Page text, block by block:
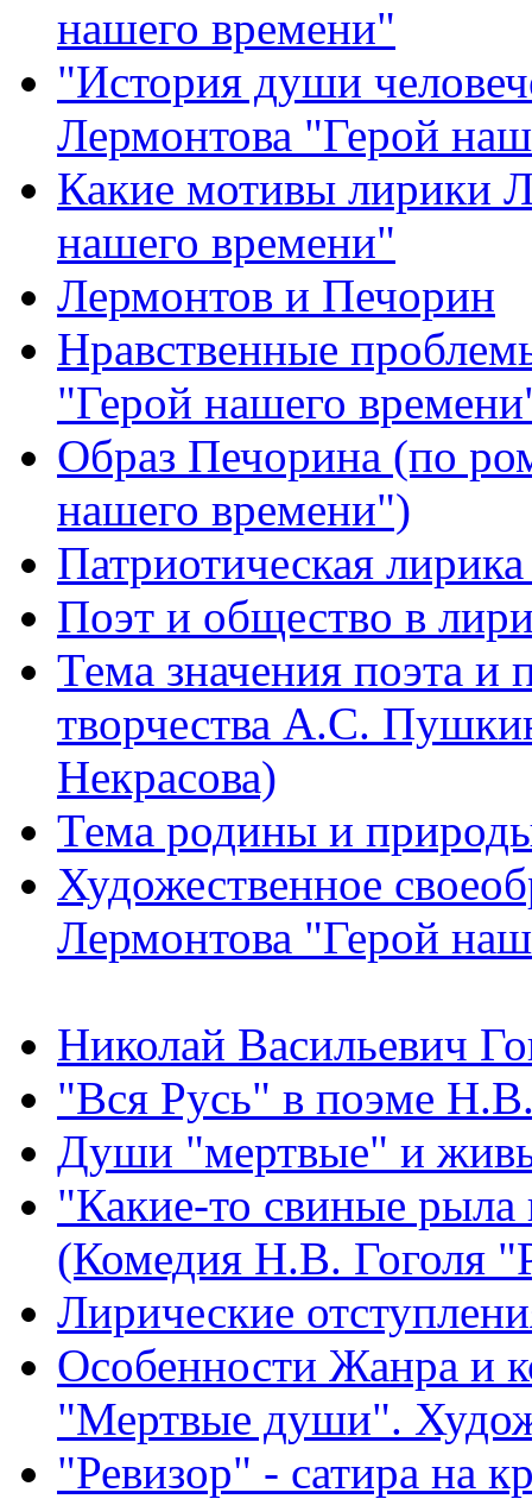
нашего времени"
"История души
Лермонтова "Герой
Какие мотивы лирики
нашего времени"
Лермонтов и Печорин
Нравственные
"Герой нашего
Образ Печорина (по
нашего времени")
Патриотическая
Поэт и общество в
Тема значения поэта и
творчества А.С.
Некрасова)
Тема родины и
Художественное
Лермонтова "Герой
Николай Васильевич
"Вся Русь" в поэме
Души "мертвые" и
"Какие-то свиные рыла
(Комедия Н.В. Гоголя
Лирические
Особенности Жанра и
"Мертвые души".
"Ревизор" - сатира на